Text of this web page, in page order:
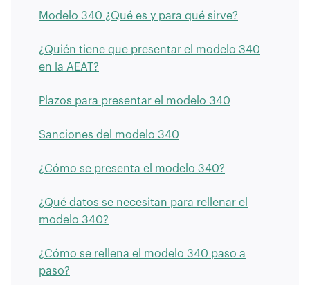
Modelo 340 ¿Qué es y para qué sirve?
¿Quién tiene que presentar el modelo 340
en la AEAT?
Plazos para presentar el modelo 340
Sanciones del modelo 340
¿Cómo se presenta el modelo 340?
¿Qué datos se necesitan para rellenar el
modelo 340?
¿Cómo se rellena el modelo 340 paso a
paso?